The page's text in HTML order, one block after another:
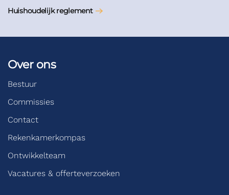
Huishoudelijk reglement
Over ons
Bestuur
Commissies
Contact
Rekenkamerkompas
Ontwikkelteam
Vacatures & offerteverzoeken